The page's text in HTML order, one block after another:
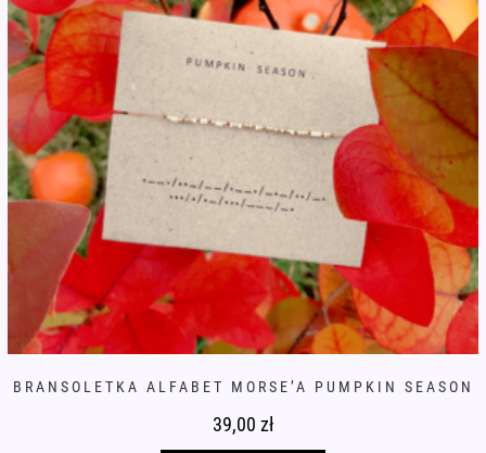
BRANSOLETKA ALFABET MORSE’A PUMPKIN SEASON
39,00 zł